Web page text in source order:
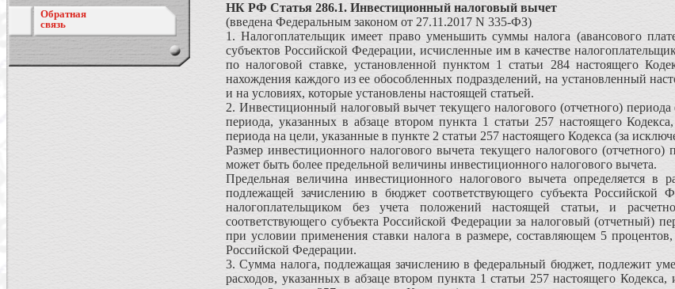
Обратная
связь
НК РФ Статья 286.1. Инвестиционный налоговый вычет
(введена Федеральным законом от 27.11.2017 N 335-ФЗ)
1. Налогоплательщик имеет право уменьшить суммы налога (авансового
субъектов Российской Федерации, исчисленные им в качестве
по налоговой ставке, установленной пунктом 1 статьи 284 настоящего
нахождения каждого из ее обособленных подразделений, на установленный
и на условиях, которые установлены настоящей статьей.
2. Инвестиционный налоговый вычет текущего налогового (отчетного)
периода, указанных в абзаце втором пункта 1 статьи 257 настоящего
периода на цели, указанные в пункте 2 статьи 257 настоящего Кодекса (за
Размер инвестиционного налогового вычета текущего налогового
может быть более предельной величины инвестиционного налогового вычета.
Предельная величина инвестиционного налогового вычета определяется
подлежащей зачислению в бюджет соответствующего субъекта Российской
налогоплательщиком без учета положений настоящей статьи, и
соответствующего субъекта Российской Федерации за налоговый (отчетный)
при условии применения ставки налога в размере, составляющем 5
Российской Федерации.
3. Сумма налога, подлежащая зачислению в федеральный бюджет, подлежит
расходов, указанных в абзаце втором пункта 1 статьи 257 настоящего